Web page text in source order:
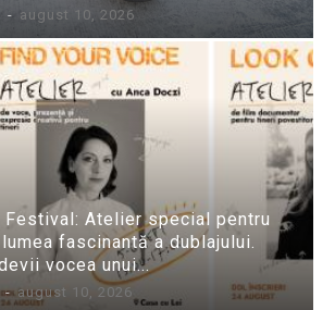
- august 10, 2026
Festival: Atelier special pentru
fascinantă a dublajului.
vocea unui...
- august 10, 2026